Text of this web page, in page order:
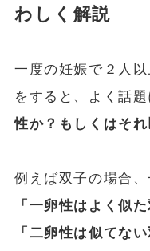
わしく解説
一度の妊娠で２人
をすると、よく話題
性か？もしくはそれ
例えば双子の場合、
「一卵性はよく似た
「二卵性は似てない